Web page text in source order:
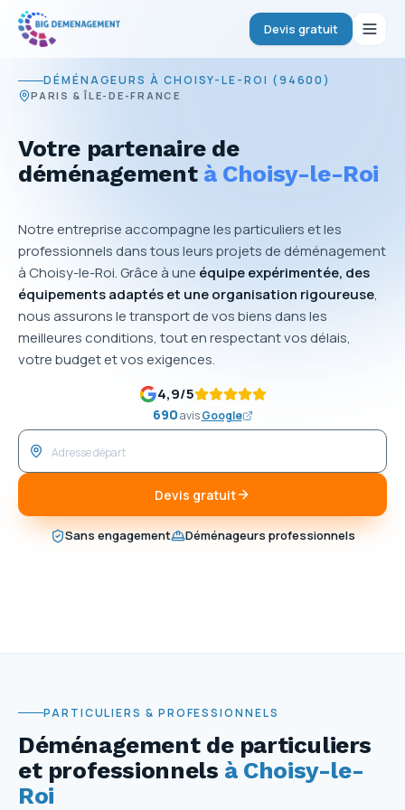
Devis gratuit
DÉMÉNAGEURS À CHOISY-LE-ROI (94600)
PARIS & ÎLE-DE-FRANCE
Votre partenaire de
déménagement à Choisy-le-Roi
Notre entreprise accompagne les particuliers et les
professionnels dans tous leurs projets de déménagement
à Choisy-le-Roi. Grâce à une équipe expérimentée, des
équipements adaptés et une organisation rigoureuse,
nous assurons le transport de vos biens dans les
meilleures conditions, tout en respectant vos délais,
votre budget et vos exigences.
4,9/5
690avis Google
Devis gratuit
Sans engagement Déménageurs professionnels
PARTICULIERS & PROFESSIONNELS
Déménagement de particuliers
et professionnels à Choisy-le-
Roi